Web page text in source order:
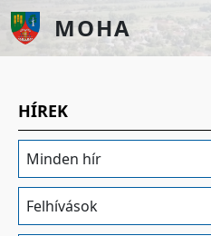
Ugrás a tartalomra
MOHA
HÍREK
Minden hír
Felhívások